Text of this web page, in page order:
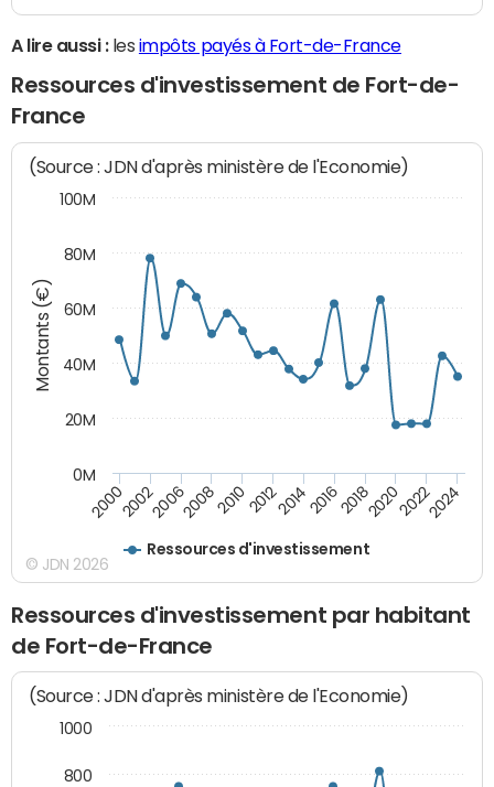
A lire aussi :les impôts payés à Fort-de-France
Ressources d'investissement de Fort-de-
France
Montants (€)
(Source : JDN d'après ministère de l'Economie)
Ressources d'investissement
200020022006200820102012201420162018202020222024
0M
20M
40M
60M
80M
100M
© JDN 2026
Ressources d'investissement par habitant
de Fort-de-France
(Source : JDN d'après ministère de l'Economie)
800
1000